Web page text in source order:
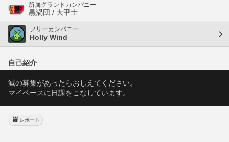
所属グランドカンパニー
黒渦団 / 大甲士
フリーカンパニー
Holly Wind
自己紹介
滅の募集があったらおしえてください。
マイペースに日課をこなしています。
レポート